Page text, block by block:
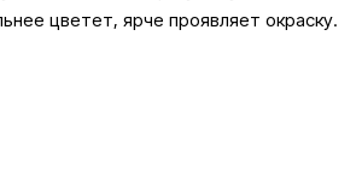
цветет, ярче проявляет окраску.